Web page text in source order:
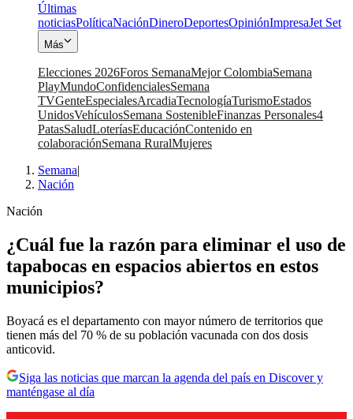
Últimas
noticiasPolíticaNaciónDineroDeportesOpiniónImpresaJet Set
Más
Elecciones 2026Foros SemanaMejor ColombiaSemana
PlayMundoConfidencialesSemana
TVGenteEspecialesArcadiaTecnologíaTurismoEstados
UnidosVehículosSemana SostenibleFinanzas Personales4
PatasSaludLoteríasEducaciónContenido en
colaboraciónSemana RuralMujeres
Semana|
Nación
Nación
¿Cuál fue la razón para eliminar el uso de
tapabocas en espacios abiertos en estos
municipios?
Boyacá es el departamento con mayor número de territorios que
tienen más del 70 % de su población vacunada con dos dosis
anticovid.
Siga las noticias que marcan la agenda del país en Discover y
manténgase al día